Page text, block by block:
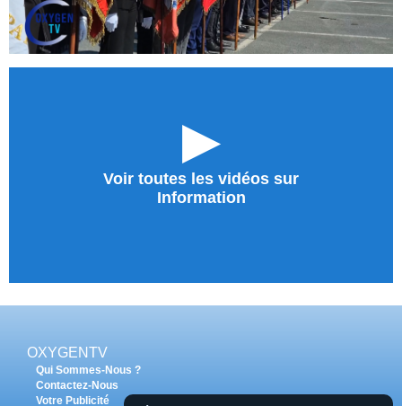
►
Voir toutes les vidéos sur
Information
OXYGENTV
Qui Sommes-Nous ?
Contactez-Nous
Votre Publicité